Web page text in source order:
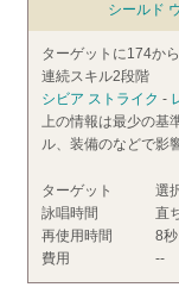
シールド
ターゲットに174か
連続スキル2段階
シビア ストライク -
上の情報は最少の基
ル、装備のなどで影
ターゲット
選
詠唱時間
直
再使用時間
8秒
費用
--